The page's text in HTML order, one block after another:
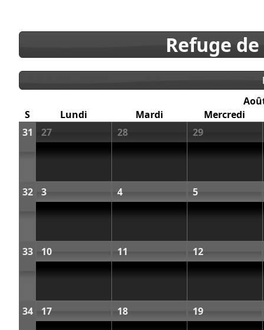
Refuge
S
Lundi Mardi
Mercredi
31
27 28 29
32 3 4 5
33 10 11 12
34 17 18 19